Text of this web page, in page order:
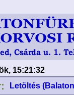
15:21:33
Letöltés